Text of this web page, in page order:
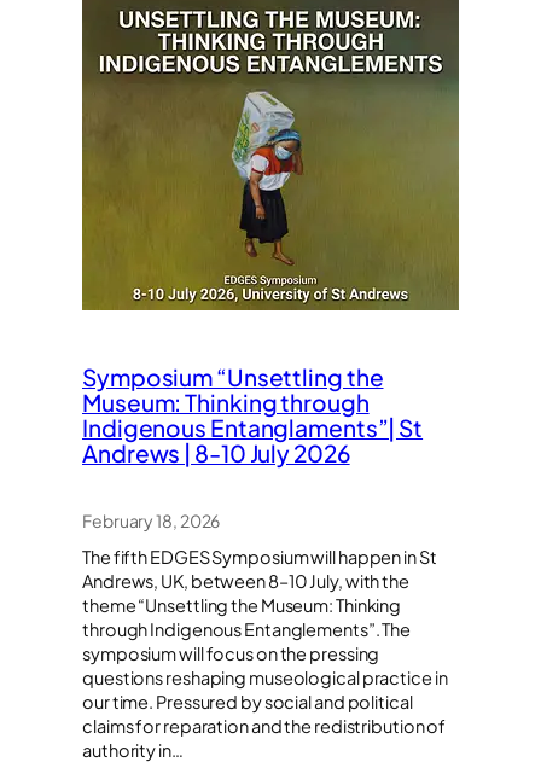
Symposium “Unsettling the
Museum: Thinking through
Indigenous Entanglaments”| St
Andrews | 8-10 July 2026
February 18, 2026
The fifth EDGES Symposium will happen in St
Andrews, UK, between 8–10 July, with the
theme “Unsettling the Museum: Thinking
through Indigenous Entanglements”. The
symposium will focus on the pressing
questions reshaping museological practice in
our time. Pressured by social and political
claims for reparation and the redistribution of
authority in…